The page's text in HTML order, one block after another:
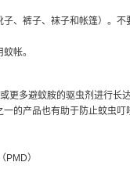
、裤子、袜子和帐篷）。
帐。
更多避蚊胺的驱虫剂进行长
的产品也有助于防止蚊虫
）